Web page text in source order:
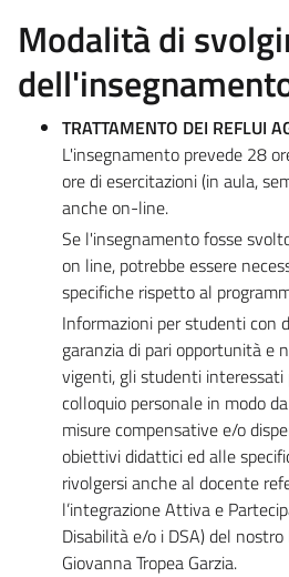
Modalità di
TRATTAMENTO DEI REFLUI
L'insegnamento prevede 28
ore di esercitazioni (in aula,
anche on-line.
Se l'insegnamento fosse
on line, potrebbe essere
specifiche rispetto al
Informazioni per studenti con
garanzia di pari opportunità e
vigenti, gli studenti interessati
colloquio personale in modo
misure compensative e/o
obiettivi didattici ed alle
rivolgersi anche al docente
l’integrazione Attiva e
Disabilità e/o i DSA) del
Giovanna Tropea Garzia.